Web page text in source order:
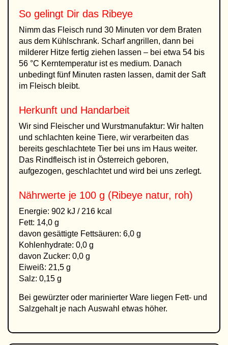
So gelingt Dir das Ribeye
Nimm das Fleisch rund 30 Minuten vor dem Braten
aus dem Kühlschrank. Scharf angrillen, dann bei
milderer Hitze fertig ziehen lassen – bei etwa 54 bis
56 °C Kerntemperatur ist es medium. Danach
unbedingt fünf Minuten rasten lassen, damit der Saft
im Fleisch bleibt.
Herkunft und Handarbeit
Wir sind Fleischer und Wurstmanufaktur: Wir halten
und schlachten keine Tiere, wir verarbeiten das
bereits geschlachtete Tier bei uns im Haus weiter.
Das Rindfleisch ist in Österreich geboren,
aufgezogen, geschlachtet und wird bei uns zerlegt.
Nährwerte je 100 g (Ribeye natur, roh)
Energie: 902 kJ / 216 kcal
Fett: 14,0 g
davon gesättigte Fettsäuren: 6,0 g
Kohlenhydrate: 0,0 g
davon Zucker: 0,0 g
Eiweiß: 21,5 g
Salz: 0,15 g
Bei gewürzter oder marinierter Ware liegen Fett- und
Salzgehalt je nach Auswahl etwas höher.